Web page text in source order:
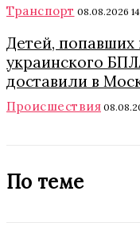
Транспорт 08.08.2026
Детей,
украинского
доставили в
Происшествия
По теме